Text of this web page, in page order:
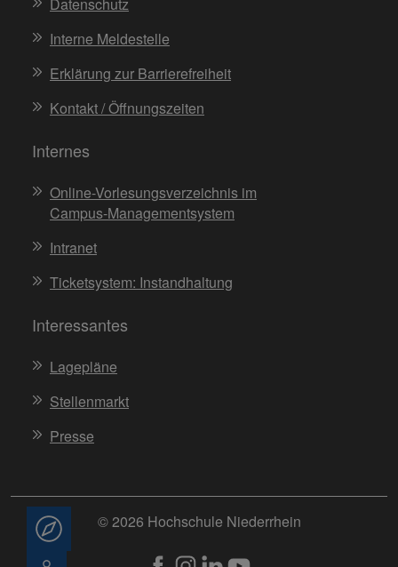
Datenschutz
Interne Meldestelle
Erklärung zur Barrierefreiheit
Kontakt / Öffnungszeiten
Internes
Online-Vorlesungsverzeichnis im
Campus-Managementsystem
Intranet
Ticketsystem: Instandhaltung
Interessantes
Lagepläne
Stellenmarkt
Presse
© 2026 Hochschule Niederrhein
Beratung